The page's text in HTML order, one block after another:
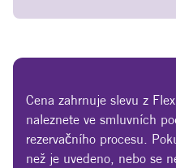
Cena zahrnuje slevu z
naleznete ve smluvních
rezervačního procesu.
než je uvedeno, nebo se